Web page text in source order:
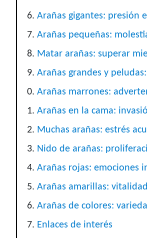
Arañas gigantes: presión
Arañas pequeñas:
Matar arañas: superar
Arañas grandes y
Arañas marrones:
Arañas en la cama:
Muchas arañas: estrés
Nido de arañas:
Arañas rojas: emociones
Arañas amarillas:
Arañas de colores:
Enlaces de interés